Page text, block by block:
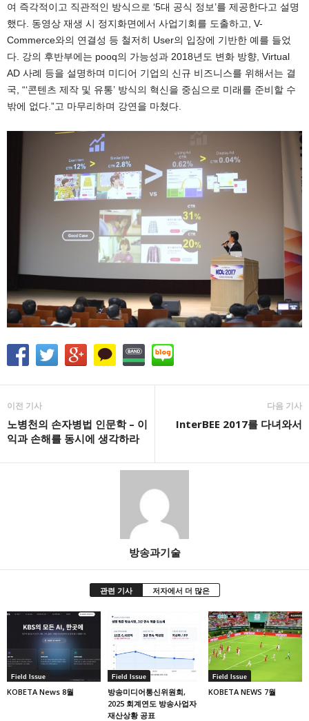
여 즉각적이고 직관적인 방식으로 ‘5대 공식 정보’를 제공한다고 설명
했다. 동영상 재생 시 정지화면에서 사업기회를 도출하고, V-
Commerce와의 연결성 등 철저히 User의 입장에 기반한 예를 들었
다. 강의 후반부에는 pooq의 가능성과 2018년도 변화 방향, Virtual
AD 사례 등을 설명하며 미디어 기업의 신규 비즈니스를 위해서는 결
국, “‘콘텐츠 제작 및 유통’ 방식의 혁신을 중심으로 미래를 준비할 수
밖에 없다.”고 마무리하며 강연을 마쳤다.
이전 기사
노병천의 손자병법 인문학 – 이
익과 손해를 동시에 생각하라
다음 기사
InterBEE 2017를 다녀와서
방송과기술
관련 기사 저자에서 더 많은
Field Issue
KOBETA News 8월
Field Issue
방송미디어통신위원회,
2025 회계연도 방송사업자
재산상황 공표
Field Issue
KOBETA NEWS 7월